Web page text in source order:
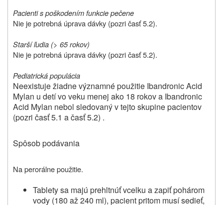
Pacienti s poškodením funkcie pečene
Nie je potrebná úprava dávky (pozri časť 5.2).
Starší ľudia (> 65 rokov)
Nie je potrebná úprava dávky (pozri časť 5.2).
Pediatrická populácia
Neexistuje žiadne významné použitie Ibandronic Acid
Mylan u detí vo veku menej ako 18 rokov a Ibandronic
Acid Mylan nebol sledovaný v tejto skupine pacientov
(pozri časť 5.1 a časť 5.2) .
Spôsob podávania
Na perorálne použitie.
Tablety sa majú prehltnúť vcelku a zapiť pohárom
vody (180 až 240 ml), pacient pritom musí sedieť,